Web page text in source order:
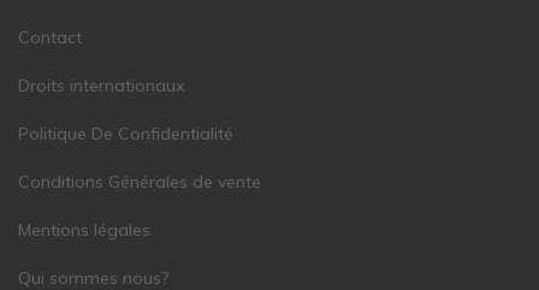
Contact
Droits internationaux
Politique De Confidentialité
Conditions Générales de vente
Mentions légales
Qui sommes nous?